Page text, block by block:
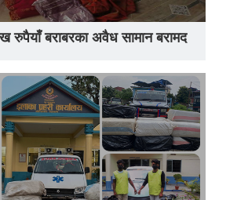
रुपैयाँ बराबरका अवैध सामान बरामद